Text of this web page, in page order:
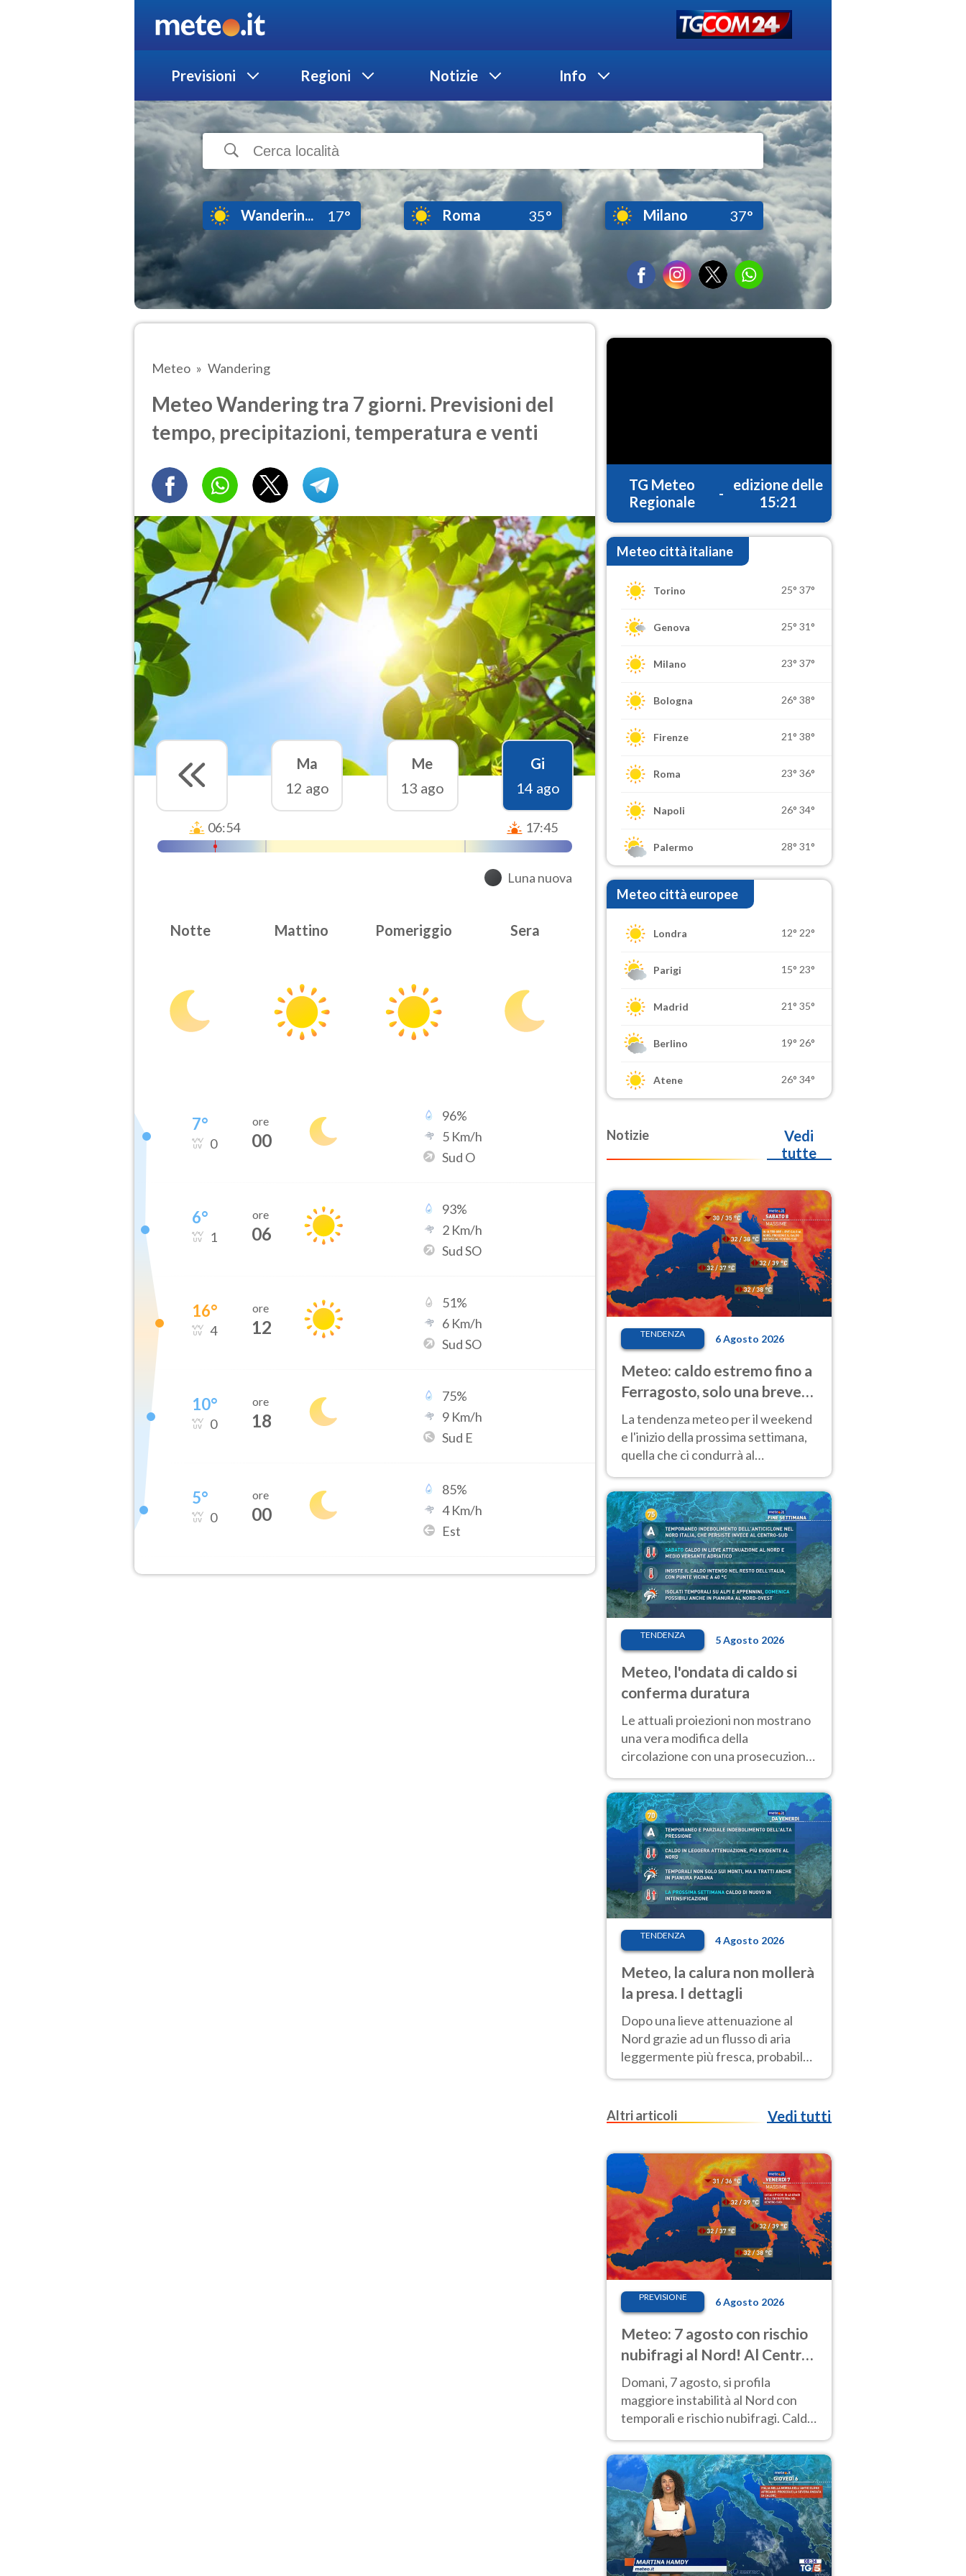
Previsioni Regioni Notizie Info
Wanderin... 17° Roma 35° Milano 37°
Meteo Wandering
Meteo Wandering tra 7 giorni. Previsioni del
tempo, precipitazioni, temperatura e venti
Ma
12 ago
Me
13 ago
Gi
14 ago
06:54 17:45
Luna nuova
Notte Mattino Pomeriggio Sera
7°
0
ore
00
96%
5 Km/h
Sud O
6°
1
ore
06
93%
2 Km/h
Sud SO
16°
4
ore
12
51%
6 Km/h
Sud SO
10°
0
ore
18
75%
9 Km/h
Sud E
5°
0
ore
00
85%
4Km/h
Est
TG Meteo
Regionale
-
edizione delle
15:21
Meteo città italiane
Torino 25° 37°
Genova 25° 31°
Milano 23° 37°
Bologna 26° 38°
Firenze 21° 38°
Roma 23° 36°
Napoli 26° 34°
Palermo 28° 31°
Meteo città europee
Londra 12° 22°
Parigi 15° 23°
Madrid 21° 35°
Berlino 19° 26°
Atene 26° 34°
Notizie
Vedi
tutte
TENDENZA 6 Agosto 2026
Meteo: caldo estremo fino a
Ferragosto, solo una breve
pausa. Ecco dove
La tendenza meteo per il weekend
e l'inizio della prossima settimana,
quella che ci condurrà al
temperature molto elevate
TENDENZA 5 Agosto 2026
Meteo, l'ondata di caldo si
conferma duratura
Le attuali proiezioni non mostrano
una vera modifica della
circolazione con una prosecuzione
giorni, compresa la settimana di
Ferragosto
TENDENZA 4 Agosto 2026
Meteo, la calura non mollerà
la presa. I dettagli
Dopo una lieve attenuazione al
Nord grazie ad un flusso di aria
leggermente più fresca, probabile
nuovo rinforzo dell’anticiclone
Altri articoli
Vedi tutti
PREVISIONE 6 Agosto 2026
Meteo: 7 agosto con rischio
nubifragi al Nord! Al Centro-
Sud caldo estremo
Domani, 7 agosto, si profila
maggiore instabilità al Nord con
temporali e rischio nubifragi. Caldo
previsioni.